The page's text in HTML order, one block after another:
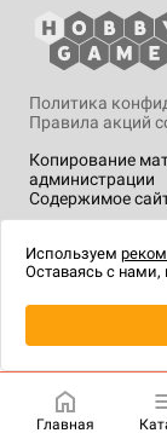
Копирование
администрации
Содержимое
Политика
Правила акций
технологии.
Главная
Используем
Оставаясь с